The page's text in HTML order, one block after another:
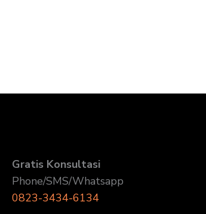
Gratis Konsultasi
Phone/SMS/Whatsapp
0823-3434-6134